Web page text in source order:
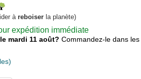
à reboiser la planète)
expédition immédiate
mardi 11 août? Commandez-le dans les